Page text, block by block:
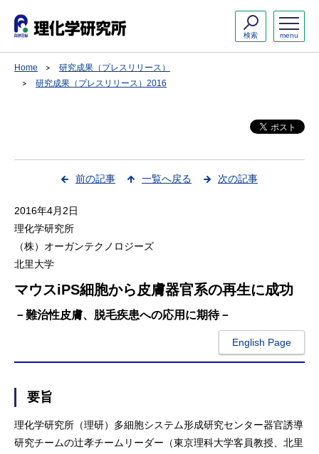
menu
検索
Home
研究成果（プレスリリース）
研究成果（プレスリリース）2016
前の記事 一覧へ戻る 次の記事
2016年4月2日
理化学研究所
（株）オーガンテクノロジーズ
北里大学
マウスiPS細胞から皮膚器官系の再生に成功
－難治性皮膚、脱毛疾患への応用に期待－
English Page
要旨
理化学研究所（理研）多細胞システム形成研究センター器官誘導
研究チームの辻孝チームリーダー（東京理科大学客員教授、北里